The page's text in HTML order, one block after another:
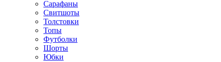
Сарафаны
Свитшоты
Толстовки
Топы
Футболки
Шорты
Юбки